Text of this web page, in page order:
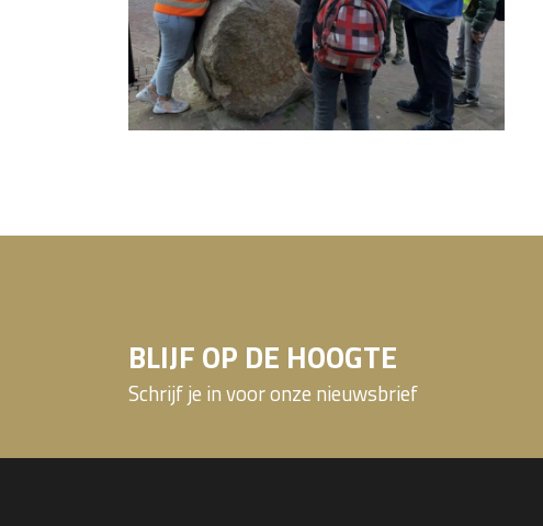
BLIJF OP DE HOOGTE
Schrijf je in voor onze nieuwsbrief